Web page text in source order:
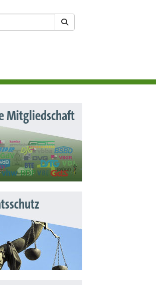
Mitgliedschaft